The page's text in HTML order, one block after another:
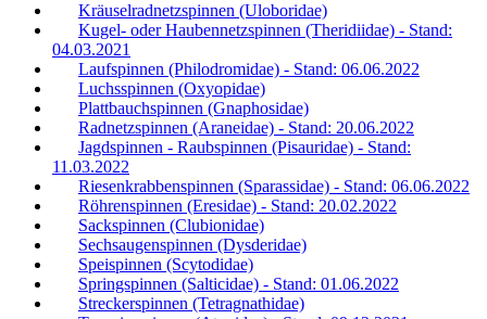
Kräuselradnetzspinnen (Uloboridae)
Kugel- oder Haubennetzspinnen (Theridiidae) - Stand:
04.03.2021
Laufspinnen (Philodromidae) - Stand: 06.06.2022
Luchsspinnen (Oxyopidae)
Plattbauchspinnen (Gnaphosidae)
Radnetzspinnen (Araneidae) - Stand: 20.06.2022
Jagdspinnen - Raubspinnen (Pisauridae) - Stand:
11.03.2022
Riesenkrabbenspinnen (Sparassidae) - Stand: 06.06.2022
Röhrenspinnen (Eresidae) - Stand: 20.02.2022
Sackspinnen (Clubionidae)
Sechsaugenspinnen (Dysderidae)
Speispinnen (Scytodidae)
Springspinnen (Salticidae) - Stand: 01.06.2022
Streckerspinnen (Tetragnathidae)